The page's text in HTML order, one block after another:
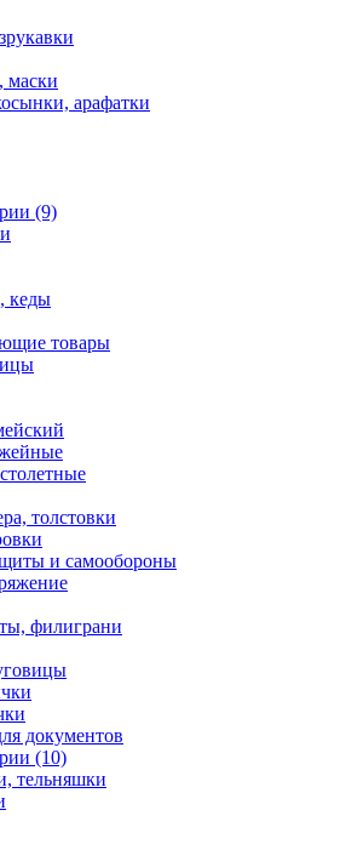
маски
арафатки
(9)
кеды
товары
толстовки
и самообороны
филиграни
документов
(10)
тельняшки